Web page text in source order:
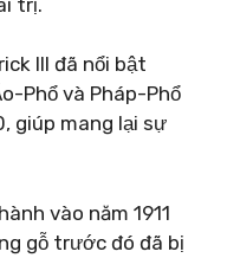
III đã nổi bật
Phổ và Pháp-Phổ
giúp mang lại sự
vào năm 1911
gỗ trước đó đã bị